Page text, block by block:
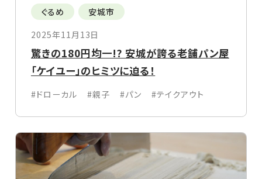
ぐるめ
安城市
2025年11月13日
驚きの180円均一!? 安城が誇る老舗パン屋
「ケイユー」のヒミツに迫る！
#ドローカル #親子 #パン #テイクアウト